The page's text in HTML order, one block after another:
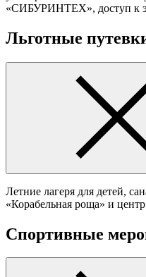
«СИБУРИНТЕХ», доступ к
Льготные
Летние лагеря для детей,
«Корабельная роща» и
Спортивные